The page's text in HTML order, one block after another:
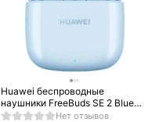
Huawei беспроводные
наушники FreeBuds SE 2 Blue
(MSC007)
Нет отзывов